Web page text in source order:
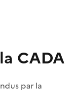
CADA
par la